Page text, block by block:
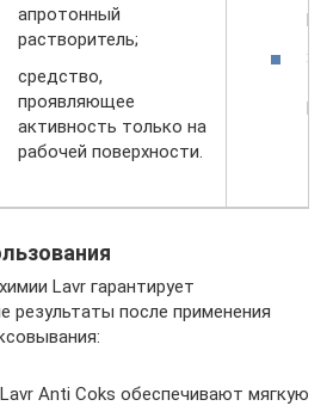
апротонный
растворитель;
средство,
проявляющее
активность только на
рабочей поверхности.
Lavr гарантирует
результаты после применения
Anti Coks обеспечивают мягкую